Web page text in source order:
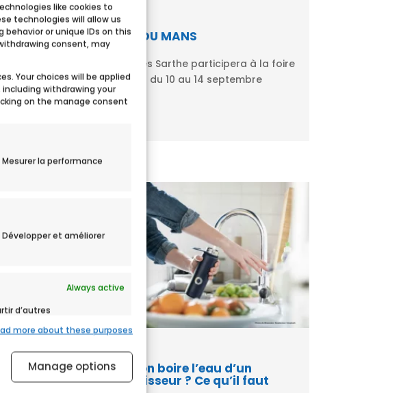
like cookies to
technologies will allow us
or unique IDs on this
consent, may
Your choices will be applied
withdrawing your
on the manage consent
la performance
et améliorer
Always active
d’autres
appareils
et
more about these purposes
Manage options
!
FOIRE DU MANS
Ecobulles Sarthe participera à la foire
du Mans du 10 au 14 septembre
2026....
Peut-on boire l’eau d’un
adoucisseur ? Ce qu’il faut